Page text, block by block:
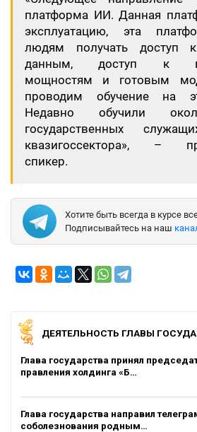
платформа ИИ. Данная
эксплуатацию, эта
людям получать доступ
данным, доступ к
мощностям и готовым
проводим обучение на
Недавно обучили
государственных
квазигоссектора», –
спикер.
Хотите быть всегда в курсе
Подписывайтесь на наш
ДЕЯТЕЛЬНОСТЬ ГЛАВЫ
Глава государства принял
правления холдинга «Б…
Глава государства направил
соболезнования родным…